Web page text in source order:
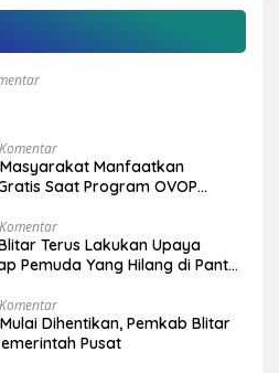
Manfaatkan
Saat Program OVOP
Terus Lakukan Upaya
Pemuda Yang Hilang di Pantai
Dihentikan, Pemkab Blitar
Pusat